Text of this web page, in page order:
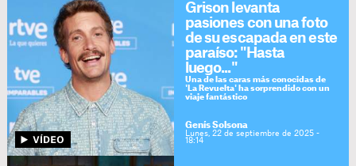
Grison levanta
pasiones con una foto
de su escapada en este
paraíso: "Hasta
luego..."
Una de las caras más conocidas de
'La Revuelta' ha sorprendido con un
viaje fantástico
Genís Solsona
Lunes, 22 de septiembre de 2025 -
18:14